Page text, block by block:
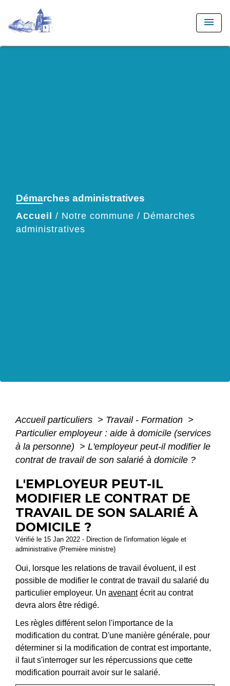
menu
Démarches administratives
Accueil / Notre commune / Démarches
administratives
Accueil particuliers > Travail - Formation >
Particulier employeur : aide à domicile (services
à la personne) > L'employeur peut-il modifier le
contrat de travail de son salarié à domicile ?
L'EMPLOYEUR PEUT-IL
MODIFIER LE CONTRAT DE
TRAVAIL DE SON SALARIÉ À
DOMICILE ?
Vérifié le 15 Jan 2022 - Direction de l'information légale et
administrative (Première ministre)
Oui, lorsque les relations de travail évoluent, il est
possible de modifier le contrat de travail du salarié du
particulier employeur. Un avenantécrit au contrat
devra alors être rédigé.
Les règles différent selon l'importance de la
modification du contrat. D'une manière générale, pour
déterminer si la modification de contrat est importante,
il faut s'interroger sur les répercussions que cette
modification pourrait avoir sur le salarié.